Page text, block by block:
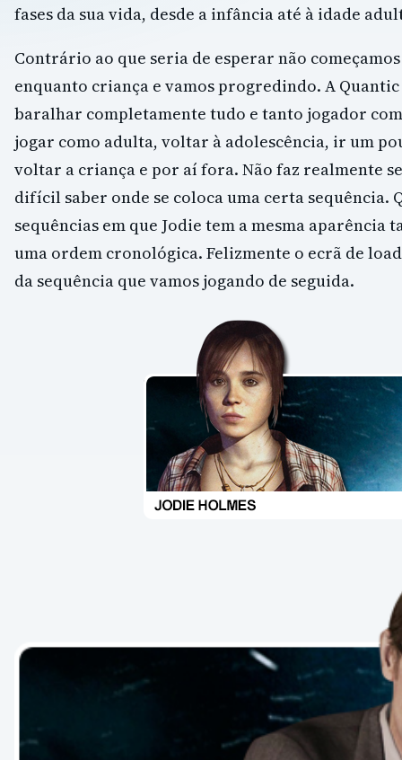
fases da sua vida, desde a infância até à idade
Contrário ao que seria de esperar não
enquanto criança e vamos progredindo. A
baralhar completamente tudo e tanto jogador
jogar como adulta, voltar à adolescência, ir um
voltar a criança e por aí fora. Não faz realmente
difícil saber onde se coloca uma certa sequência.
sequências em que Jodie tem a mesma aparência
uma ordem cronológica. Felizmente o ecrã de
da sequência que vamos jogando de seguida.